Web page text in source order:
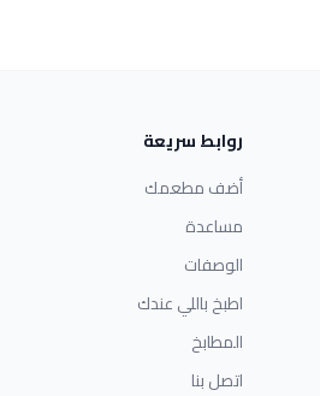
روابط سريعة
أضف مطعمك
مساعدة
الوصفات
اطبخ باللي عندك
المطابخ
اتصل بنا